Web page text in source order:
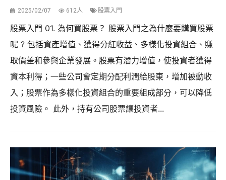
2025/02/07 612人 股票入門
股票入門 01. 為何買股票？ 股票入門之為什麼要購買股票
呢 ? 包括資產增值、獲得分紅收益、多樣化投資組合、賺
取價差和參與企業發展。股票有潛力增值，使投資者獲得
資本利得；一些公司會定期分配利潤給股東，增加被動收
入；股票作為多樣化投資組合的重要組成部分，可以降低
投資風險。 此外，持有公司股票讓投資者...